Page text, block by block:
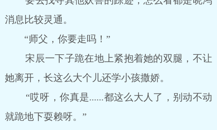
消息比较灵通。
“师父，你要走吗！”
宋辰一下子跪在地上紧抱着她的双腿，不让
她离开，长这么大个儿还学小孩撒娇。
“哎呀，你真是......都这么大人了，别动不动
就跪地下耍赖呀。”